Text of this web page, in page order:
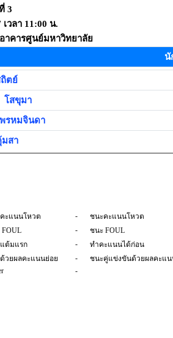
3
เวลา 11:00 น.
าคารศูนย์มหาวิทยาลัย
นั
ตย์
สขุมา
หมจินดา
สา
ะแนนโหวต - ชนะคะแนนโหวต
- ชนะ FOUL
ต้มแรก
- ทำคะแนนได้ก่อน
วยผลคะแนนย่อย
- ชนะคู่แข่งขันด้วยผลคะแน
-